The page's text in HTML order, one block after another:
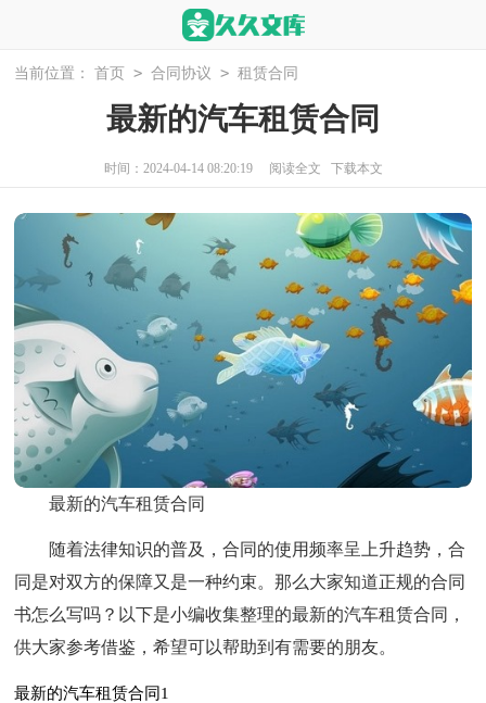
当前位置： 首页 > 合同协议 > 租赁合同
最新的汽车租赁合同
时间：2024-04-14 08:20:19 阅读全文 下载本文
最新的汽车租赁合同
随着法律知识的普及，合同的使用频率呈上升趋势，合
同是对双方的保障又是一种约束。那么大家知道正规的合同
书怎么写吗？以下是小编收集整理的最新的汽车租赁合同，
供大家参考借鉴，希望可以帮助到有需要的朋友。
最新的汽车租赁合同1